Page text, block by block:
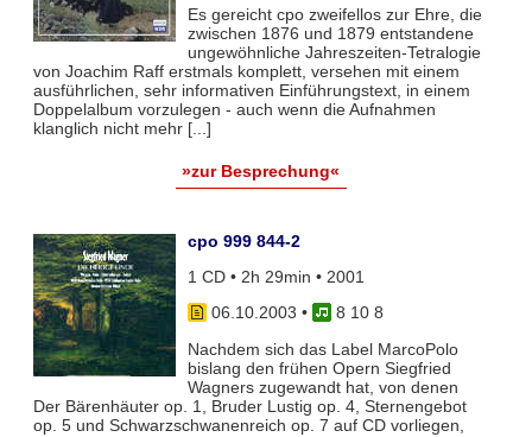
Es gereicht cpo zweifellos zur Ehre, die
zwischen 1876 und 1879 entstandene
ungewöhnliche Jahreszeiten-Tetralogie
von Joachim Raff erstmals komplett, versehen mit einem
ausführlichen, sehr informativen Einführungstext, in einem
Doppelalbum vorzulegen - auch wenn die Aufnahmen
klanglich nicht mehr [...]
»zur Besprechung«
cpo 999 844-2
1 CD • 2h 29min • 2001
06.10.2003 •
8 10 8
Nachdem sich das Label MarcoPolo
bislang den frühen Opern Siegfried
Wagners zugewandt hat, von denen
Der Bärenhäuter op. 1, Bruder Lustig op. 4, Sternengebot
op. 5 und Schwarzschwanenreich op. 7 auf CD vorliegen,